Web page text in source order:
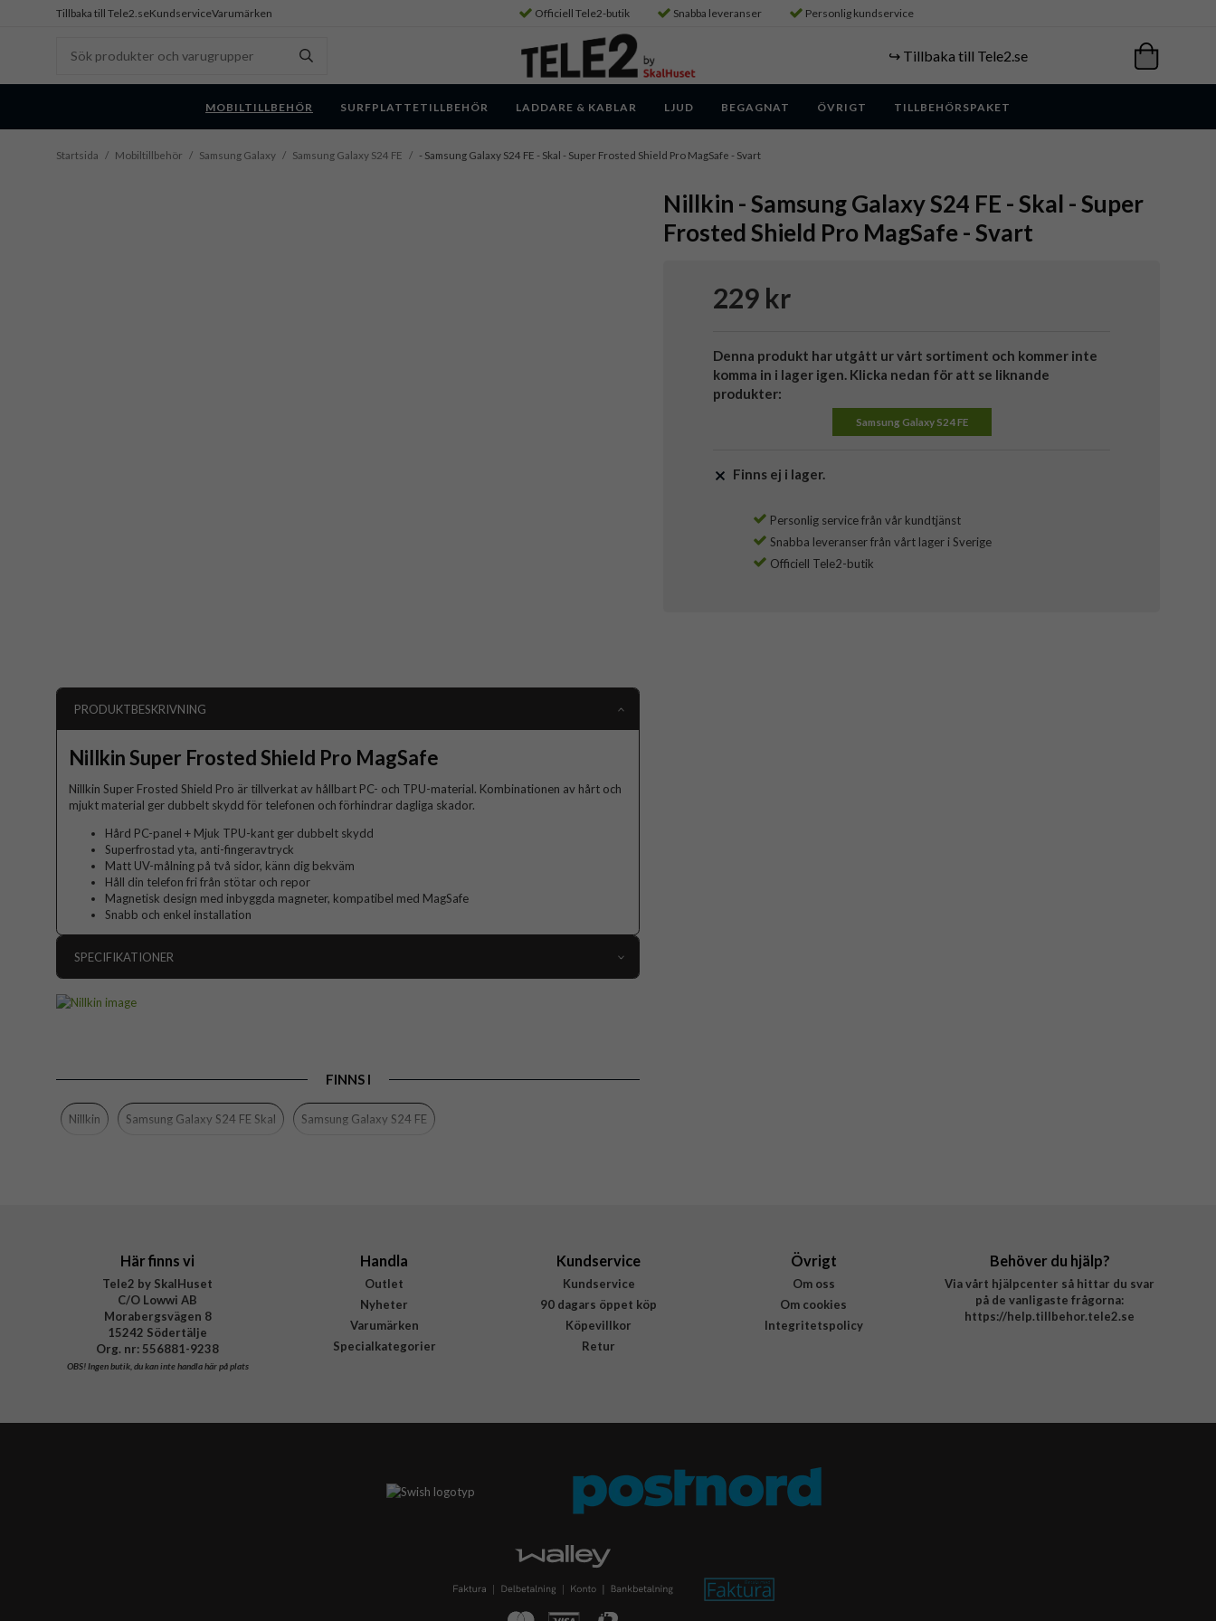
Tillbaka till Tele2.seKundserviceVarumärken Officiell Tele2-butik Snabba leveranser Personlig kundservice
↪️ Tillbaka till Tele2.se
MOBILTILLBEHÖR SURFPLATTETILLBEHÖR LADDARE & KABLAR LJUD BEGAGNAT ÖVRIGT TILLBEHÖRSPAKET
Startsida / Mobiltillbehör / Samsung Galaxy / Samsung Galaxy S24 FE / - Samsung Galaxy S24 FE - Skal - Super Frosted Shield Pro MagSafe - Svart
Nillkin - Samsung Galaxy S24 FE - Skal - Super
Frosted Shield Pro MagSafe - Svart
229 kr
Denna produkt har utgått ur vårt sortiment och kommer inte
komma in i lager igen. Klicka nedan för att se liknande
produkter:
Samsung Galaxy S24 FE
Finns ej i lager.
Personlig service från vår kundtjänst
Snabba leveranser från vårt lager i Sverige
Officiell Tele2-butik
PRODUKTBESKRIVNING
Nillkin Super Frosted Shield Pro MagSafe
Nillkin Super Frosted Shield Pro är tillverkat av hållbart PC- och TPU-material. Kombinationen av hårt och
mjukt material ger dubbelt skydd för telefonen och förhindrar dagliga skador.
Hård PC-panel + Mjuk TPU-kant ger dubbelt skydd
Superfrostad yta, anti-fingeravtryck
Matt UV-målning på två sidor, känn dig bekväm
Håll din telefon fri från stötar och repor
Magnetisk design med inbyggda magneter, kompatibel med MagSafe
Snabb och enkel installation
SPECIFIKATIONER
Egenskaper
MagSafe-kompatibel
Färg
FINNS I
Nillkin Samsung Galaxy S24 FE Skal Samsung Galaxy S24 FE
Här finns vi
Tele2 by SkalHuset
C/O Lowwi AB
Morabergsvägen 8
15242 Södertälje
Org. nr: 556881-9238
OBS!Ingen butik, du kan inte handla här på plats
Handla
Outlet
Nyheter
Varumärken
Specialkategorier
Kundservice
Kundservice
90 dagars öppet köp
Köpevillkor
Retur
Övrigt
Om oss
Om cookies
Integritetspolicy
Behöver du hjälp?
Via vårt hjälpcenter så hittar du svar
på de vanligaste frågorna:
https://help.tillbehor.tele2.se